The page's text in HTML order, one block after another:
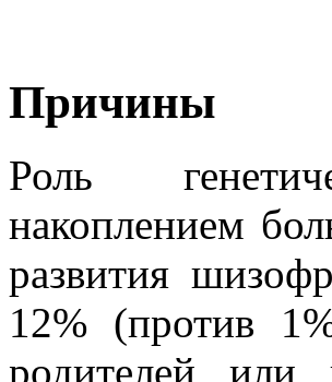
Причины
Роль
накоплением
развития
12% (против
родителей или